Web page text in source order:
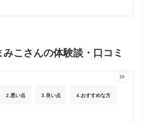
みこさんの体験談・口コミ
2.悪い点 3.良い点 4.おすすめな方